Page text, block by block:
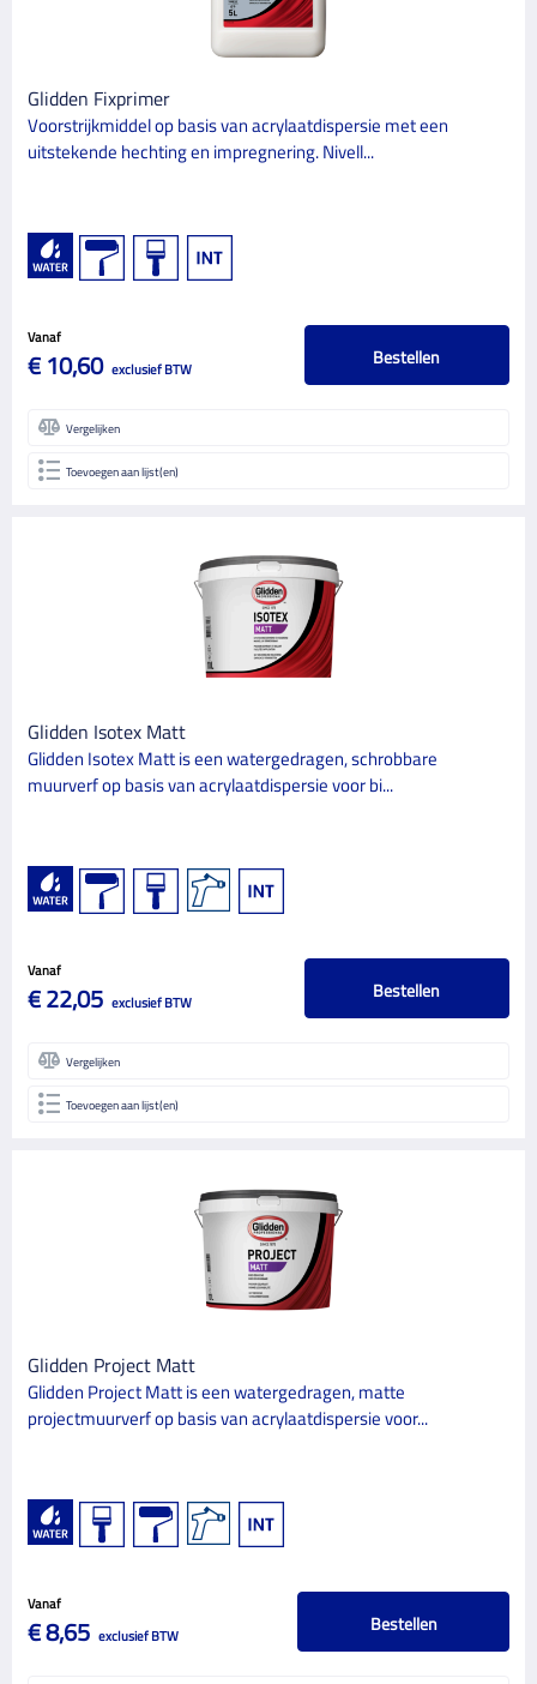
Glidden Fixprimer
Voorstrijkmiddel op basis van acrylaatdispersie met een
uitstekende hechting en impregnering. Nivell...
Vanaf
€ 10,60 exclusief BTW Bestellen
Vergelijken
Toevoegen aan lijst(en)
Glidden Isotex Matt
Glidden Isotex Matt is een watergedragen, schrobbare
muurverf op basis van acrylaatdispersie voor bi...
Vanaf
€ 22,05 exclusief BTW Bestellen
Vergelijken
Toevoegen aan lijst(en)
Glidden Project Matt
Glidden Project Matt is een watergedragen, matte
projectmuurverf op basis van acrylaatdispersie voor...
Vanaf
€ 8,65 exclusief BTW Bestellen